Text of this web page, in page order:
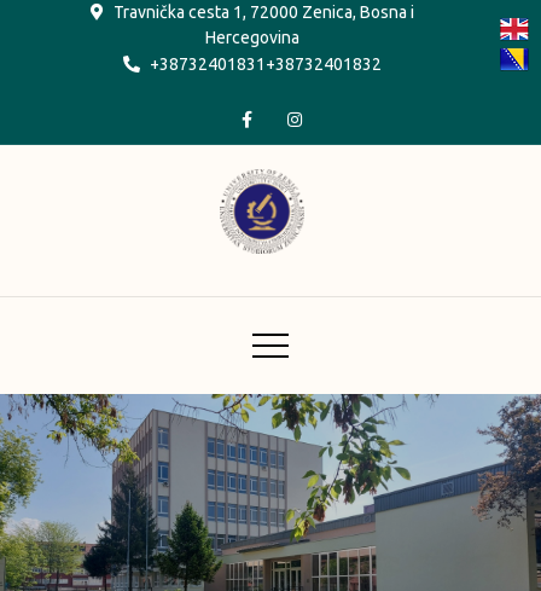
Travnička cesta 1, 72000 Zenica, Bosna i
Hercegovina
+38732401831+38732401832